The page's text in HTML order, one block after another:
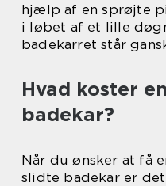
hjælp af en sprøjte
i løbet af et lille
badekarret står
Hvad koster
badekar?
Når du ønsker at få
slidte badekar er